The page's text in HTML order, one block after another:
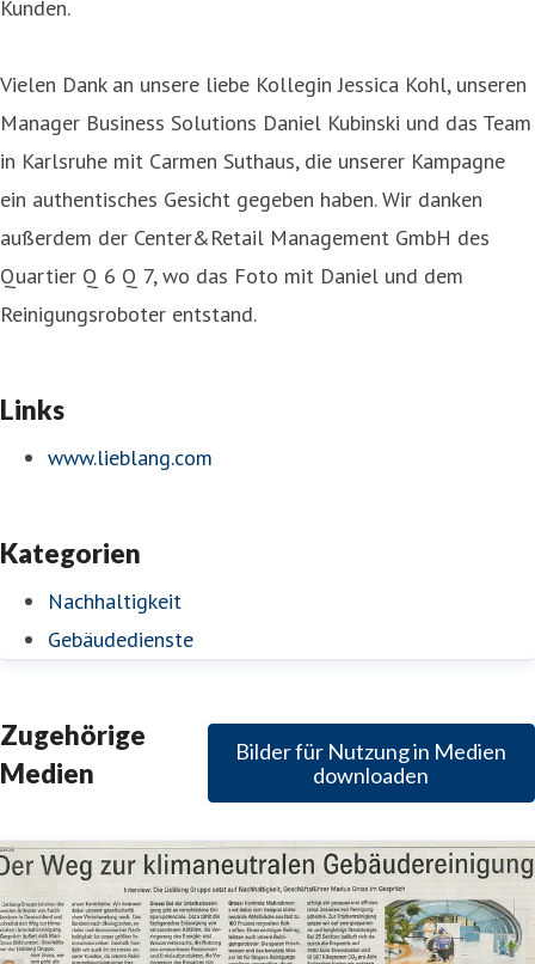
Kunden.
Vielen Dank an unsere liebe Kollegin Jessica Kohl, unseren
Manager Business Solutions Daniel Kubinski und das Team
in Karlsruhe mit Carmen Suthaus, die unserer Kampagne
ein authentisches Gesicht gegeben haben. Wir danken
außerdem der Center&Retail Management GmbH des
Quartier Q 6 Q 7, wo das Foto mit Daniel und dem
Reinigungsroboter entstand.
Links
www.lieblang.com
Kategorien
Nachhaltigkeit
Gebäudedienste
Zugehörige
Medien
Bilder für Nutzung in Medien
downloaden